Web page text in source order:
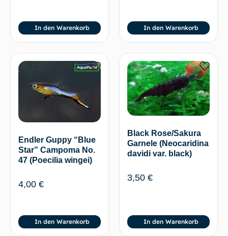
In den Warenkorb In den Warenkorb
Endler Guppy “Blue
Star” Campoma No.
47 (Poecilia wingei)
4,00 €
In den Warenkorb
Black Rose/Sakura
Garnele (Neocaridina
davidi var. black)
3,50 €
In den Warenkorb